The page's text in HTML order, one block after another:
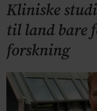
Kliniske
til land bare
forskning